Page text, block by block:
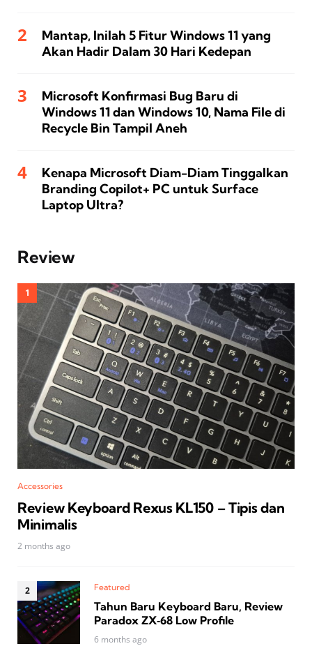
Mantap, Inilah 5 Fitur Windows 11 yang
Akan Hadir Dalam 30 Hari Kedepan
Microsoft Konfirmasi Bug Baru di
Windows 11 dan Windows 10, Nama File di
Recycle Bin Tampil Aneh
Kenapa Microsoft Diam-Diam Tinggalkan
Branding Copilot+ PC untuk Surface
Laptop Ultra?
Review
Accessories
Review Keyboard Rexus KL150 – Tipis dan
Minimalis
2 months ago
Featured
Tahun Baru Keyboard Baru, Review
Paradox ZX‑68 Low Profile
6 months ago